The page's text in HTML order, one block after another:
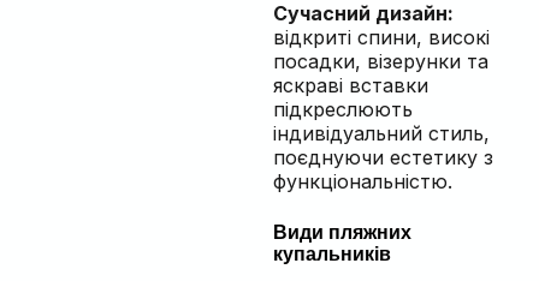
Сучасний дизайн:
відкриті спини, високі
посадки, візерунки та
яскраві вставки
підкреслюють
індивідуальний стиль,
поєднуючи естетику з
функціональністю.
Види пляжних
купальників